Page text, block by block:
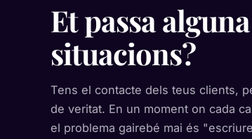
Et passa
situacions?
Tens el contacte dels teus clients,
de veritat. En un moment on cada
el problema gairebé mai és